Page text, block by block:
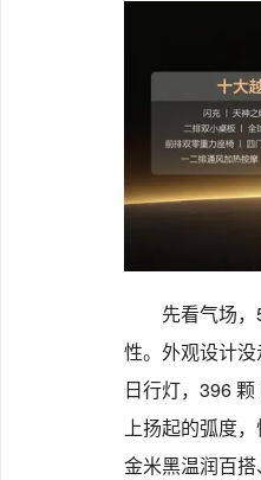
先看气场
性。外观设计
日行灯，396
上扬起的弧度
金米黑温润百